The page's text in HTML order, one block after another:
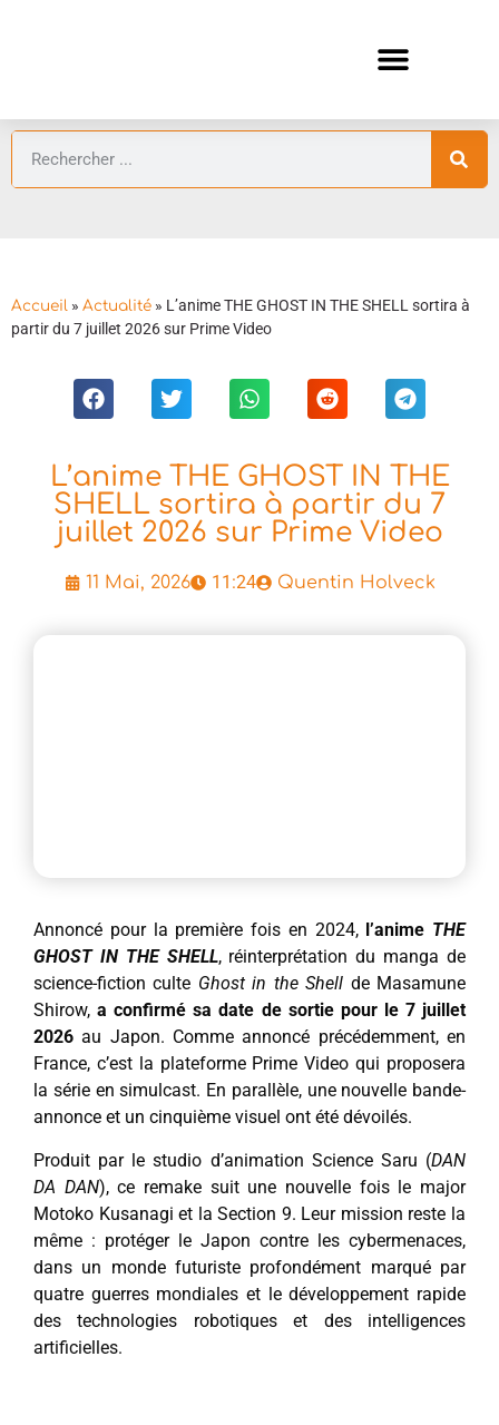
Accueil » Actualité » L’anime THE GHOST IN THE SHELL sortira à
partir du 7 juillet 2026 sur Prime Video
L’anime THE GHOST IN THE
SHELL sortira à partir du 7
juillet 2026 sur Prime Video
11 Mai, 2026 11:24 Quentin Holveck
Annoncé pour la première fois en 2024, l’anime THE
GHOST IN THE SHELL, réinterprétation du manga de
science-fiction culte Ghost in the Shell de Masamune
Shirow,a confirmé sa date de sortie pour le 7 juillet
2026 au Japon. Comme annoncé précédemment, en
France, c’est la plateforme Prime Video qui proposera
la série en simulcast. En parallèle, une nouvelle bande-
annonce et un cinquième visuel ont été dévoilés.
Produit par le studio d’animation Science Saru (DAN
DA DAN), ce remake suit une nouvelle fois le major
Motoko Kusanagi et la Section 9. Leur mission reste la
même : protéger le Japon contre les cybermenaces,
dans un monde futuriste profondément marqué par
quatre guerres mondiales et le développement rapide
des technologies robotiques et des intelligences
artificielles.